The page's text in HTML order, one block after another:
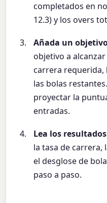
completados en
12.3) y los overs
Añada un
objetivo a
carrera requerida,
las bolas
proyectar la
entradas.
Lea los
la tasa de carrera,
el desglose de
paso a paso.